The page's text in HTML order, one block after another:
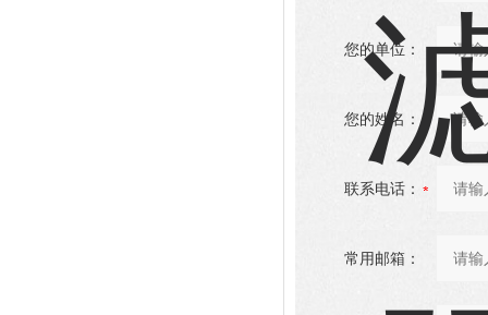
您的单位：
您的姓名：
联系电话：
常用邮箱：